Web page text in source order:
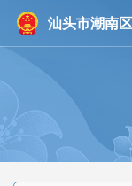
汕头市潮南